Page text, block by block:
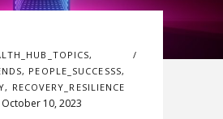
,
, PEOPLE_SUCCESSS,
, RECOVERY_RESILIENCE
October 10, 2023